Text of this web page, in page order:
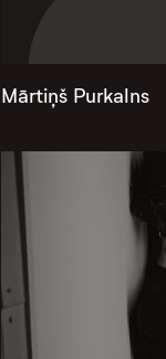
Mārtiņš Purkalns